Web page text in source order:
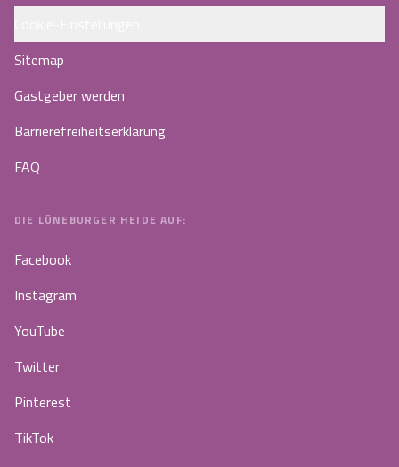
Sitemap
Gastgeber werden
Barrierefreiheitserklärung
FAQ
DIE LÜNEBURGER HEIDE AUF:
Facebook
Instagram
YouTube
Twitter
Pinterest
TikTok